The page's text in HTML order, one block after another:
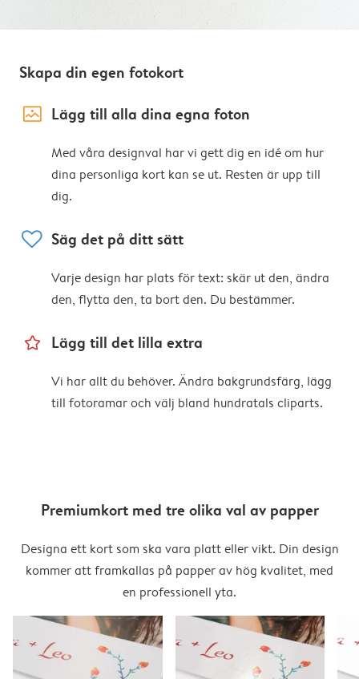
Skapa din egen fotokort
image_placeholder Lägg till alla dina egna foton
Med våra designval har vi gett dig en idé om hur
dina personliga kort kan se ut. Resten är upp till
dig.
heart Säg det på ditt sätt
Varje design har plats för text: skär ut den, ändra
den, flytta den, ta bort den. Du bestämmer.
star_outline Lägg till det lilla extra
Vi har allt du behöver. Ändra bakgrundsfärg, lägg
till fotoramar och välj bland hundratals cliparts.
Premiumkort med tre olika val av papper
Designa ett kort som ska vara platt eller vikt. Din design
kommer att framkallas på papper av hög kvalitet, med
en professionell yta.